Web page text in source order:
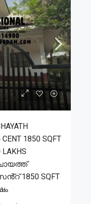
CENT 1850 SQFT
LAKHS
1850 SQFT